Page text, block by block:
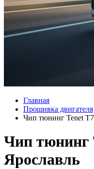
Главная
Прошивка двигателя
Чип тюнинг Tenet T7
Чип тюнинг
Ярославль